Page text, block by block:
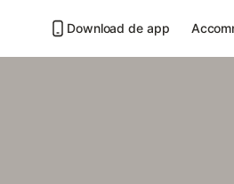
Download de app